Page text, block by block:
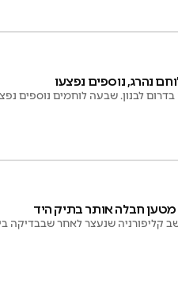
נהרג, נוספים נפצעו
לבנון. שבעה לוחמים נוספים
חבלה אותר בתיק היד
קליפורניה שנעצר לאחר שבבדיקה